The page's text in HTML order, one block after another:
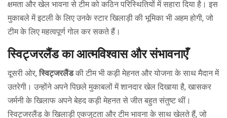
क्षमता और खेल भावना से टीम को कठिन परिस्थितियों में सहारा दिया है। इस
मुकाबले में इटली के लिए उनके स्टार खिलाड़ी की भूमिका भी अहम होगी, जो
टीम के लिए महत्वपूर्ण गोल कर सकते हैं।
स्विट्जरलैंड का आत्मविश्वास और संभावनाएँ
दूसरी ओर,स्विट्जरलैंडकी टीम भी कड़ी मेहनत और योजना के साथ मैदान में
उतरेगी। उन्होंने अपने पिछले मुकाबलों में शानदार खेल दिखाया है, खासकर
जर्मनी के खिलाफ अपने बेहद कड़ी मेहनत से जीत बहुत संतुष्ट थीं।
स्विट्जरलैंड के खिलाड़ी एकजुटता और टीम भावना के साथ खेलते हैं, जो